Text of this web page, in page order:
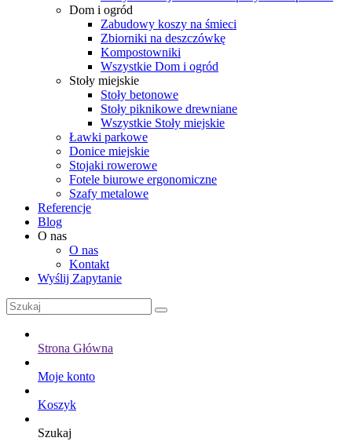
Dom i ogród
Zabudowy koszy na śmieci
Zbiorniki na deszczówkę
Kompostowniki
Wszystkie Dom i ogród
Stoły miejskie
Stoły betonowe
Stoły piknikowe drewniane
Wszystkie Stoły miejskie
Ławki parkowe
Donice miejskie
Stojaki rowerowe
Fotele biurowe ergonomiczne
Szafy metalowe
Referencje
Blog
O nas
O nas
Kontakt
Wyślij Zapytanie
Strona Główna
Moje konto
Koszyk
Szukaj